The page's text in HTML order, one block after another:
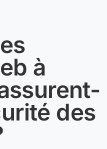
à
des